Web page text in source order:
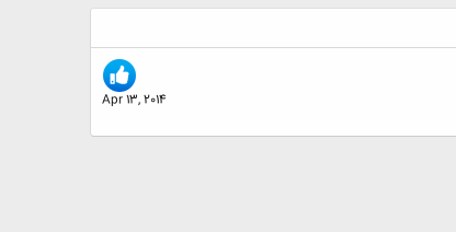
Apr 13, 2014